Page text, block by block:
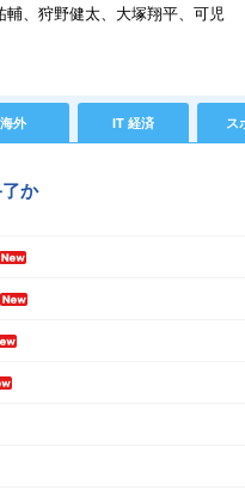
、狩野健太、大塚翔平、可児
海外 IT 経済 ス
か